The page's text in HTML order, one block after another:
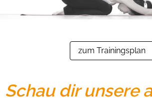
zum Trainingsplan
Schau dir unsere